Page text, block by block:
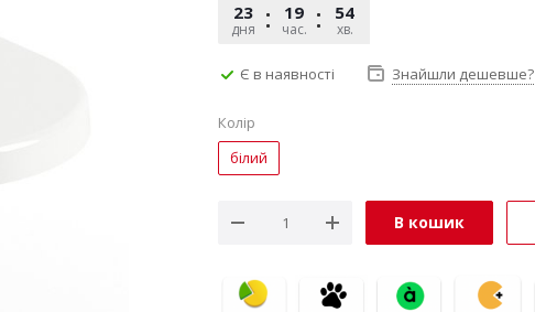
23
дня
19
час.
54
хв.
Є в наявності Знайшли дешевше?
Колір
білий
В кошик